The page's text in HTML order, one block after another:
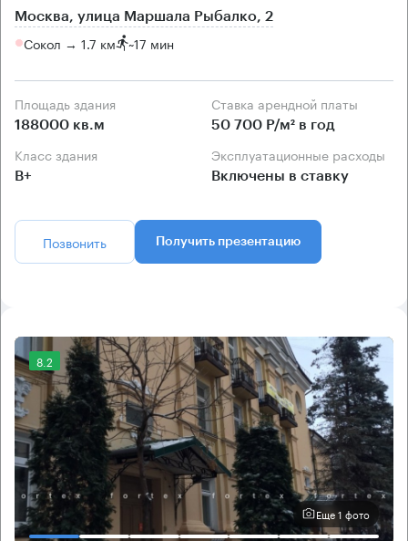
Москва, улица Маршала Рыбалко, 2
Сокол → 1.7 км ~17 мин
Площадь здания
188000 кв.м
Ставка арендной платы
50 700 Р/м² в год
Класс здания
B+
Эксплуатационные расходы
Включены в ставку
Позвонить Получить презентацию
8.2
Еще 1 фото